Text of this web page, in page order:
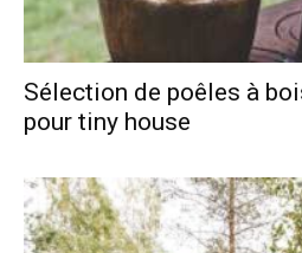
Sélection de poêles à
pour tiny house